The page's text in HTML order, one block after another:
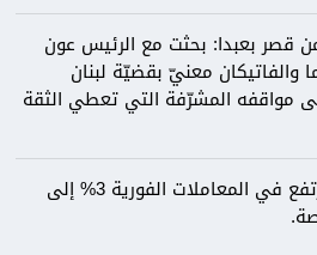
قصر بعبدا: بحثت مع الرئيس عون
معنيّ بقضيّة لبنان
مواقفه المشرّفة التي تعطي الثقة
"رويترز": الفضة ترتفع في المعاملات الفورية 3% إلى